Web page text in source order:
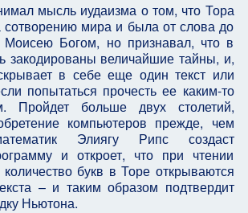
мысль иудаизма о том, что Тора
сотворению мира и была от слова до
Моисею Богом, но признавал, что в
закодированы величайшие тайны, и,
в себе еще один текст или
попытаться прочесть ее каким-то
Пройдет больше двух столетий,
компьютеров прежде, чем
Элиягу Рипс создаст
и откроет, что при чтении
количество букв в Торе открываются
– и таким образом подтвердит
Ньютона.